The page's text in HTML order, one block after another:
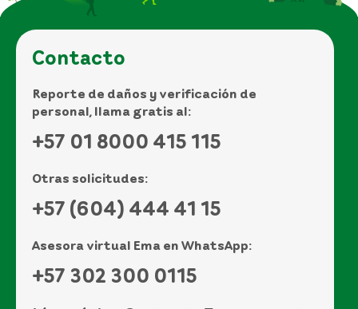
Contacto
Reporte de daños y verificación de
personal, llama gratis al:
+57 01 8000 415 115
Otras solicitudes:
+57 (604) 444 41 15
Asesora virtual Ema en WhatsApp:
+57 302 300 0115